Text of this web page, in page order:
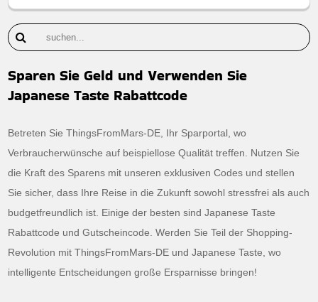
Sparen Sie Geld und Verwenden Sie
Japanese Taste Rabattcode
Betreten Sie ThingsFromMars-DE, Ihr Sparportal, wo
Verbraucherwünsche auf beispiellose Qualität treffen. Nutzen Sie
die Kraft des Sparens mit unseren exklusiven Codes und stellen
Sie sicher, dass Ihre Reise in die Zukunft sowohl stressfrei als auch
budgetfreundlich ist. Einige der besten sind Japanese Taste
Rabattcode und Gutscheincode. Werden Sie Teil der Shopping-
Revolution mit ThingsFromMars-DE und Japanese Taste, wo
intelligente Entscheidungen große Ersparnisse bringen!